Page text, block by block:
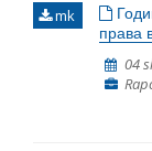
mk
права
04